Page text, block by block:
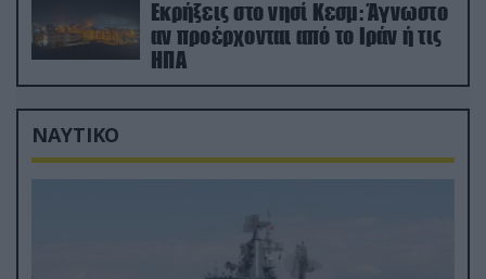
Εκρήξεις στο νησί Κεσμ: Άγνωστο
αν προέρχονται από το Ιράν ή τις
ΗΠΑ
ΝΑΥΤΙΚΟ